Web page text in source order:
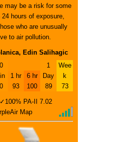
may be a risk for some
24 hours of exposure,
who are unusually
to air pollution.
Edin Salihagic
1 hr
93
6 hr
100
1
Day
89
Wee
k
73
✓100% PA-II
7.02
Map